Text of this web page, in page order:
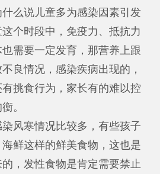
说儿童多为感染因素引发
个时段中，免疫力、抵抗力
需要一定发育，那营养上跟
良情况，感染疾病出现的，
挑食行为，家长有的难以控
。
寒情况比较多，有些孩子
鲜这样的鲜美食物，这也是
，发性食物是肯定需要禁止